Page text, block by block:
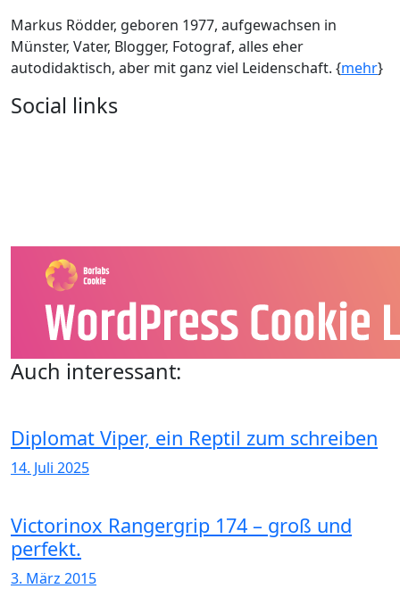
Markus Rödder, geboren 1977, aufgewachsen in
Münster, Vater, Blogger, Fotograf, alles eher
autodidaktisch, aber mit ganz viel Leidenschaft. {mehr}
Social links
Auch interessant:
Diplomat Viper, ein Reptil zum schreiben
14. Juli 2025
Victorinox Rangergrip 174 – groß und
perfekt.
3. März 2015